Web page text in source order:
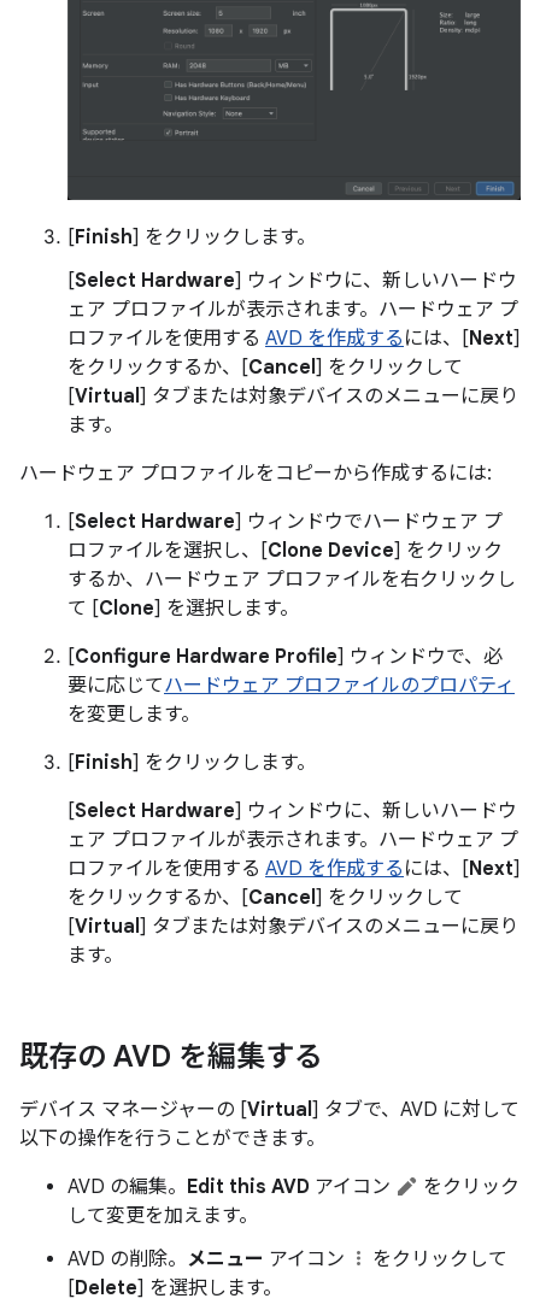
[Finish] をクリックします。
[Select Hardware] ウィンドウに、新しいハードウ
ェア プロファイルが表示されます。ハードウェア プ
ロファイルを使用する AVD を作成する には、[Next]
をクリックするか、[Cancel ] をクリックして
[Virtual ] タブまたは対象デバイスのメニューに戻り
ます。
ハードウェア プロファイルをコピーから作成するには:
[Select Hardware] ウィンドウでハードウェア プ
ロファイルを選択し、[Clone Device] をクリック
するか、ハードウェア プロファイルを右クリックし
て [Clone] を選択します。
[Configure Hardware Profile] ウィンドウで、必
要に応じてハードウェア プロファイルのプロパティ
を変更します。
[Finish] をクリックします。
[Select Hardware] ウィンドウに、新しいハードウ
ェア プロファイルが表示されます。ハードウェア プ
ロファイルを使用する AVD を作成する には、[Next]
をクリックするか、[Cancel ] をクリックして
[Virtual ] タブまたは対象デバイスのメニューに戻り
ます。
既存の AVD を編集する
デバイス マネージャーの [Virtual ] タブで、AVD に対して
以下の操作を行うことができます。
AVD の編集。 Edit this AVD アイコン
をクリック
して変更を加えます。
AVD の削除。 メニュー アイコン
をクリックして
[Delete] を選択します。